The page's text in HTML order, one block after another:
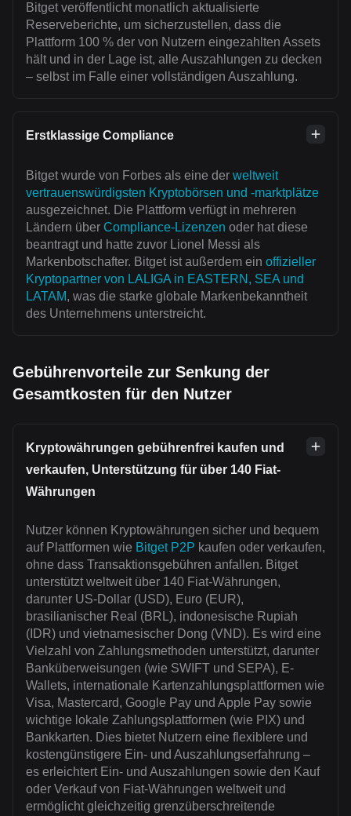
Bitget veröffentlicht monatlich aktualisierte
Reserveberichte, um sicherzustellen, dass die
Plattform 100 % der von Nutzern eingezahlten Assets
hält und in der Lage ist, alle Auszahlungen zu decken
– selbst im Falle einer vollständigen Auszahlung.
Erstklassige Compliance
Bitget wurde von Forbes als eine der weltweit
vertrauenswürdigsten Kryptobörsen und -marktplätze
ausgezeichnet. Die Plattform verfügt in mehreren
Ländern über Compliance-Lizenzen oder hat diese
beantragt und hatte zuvor Lionel Messi als
Markenbotschafter. Bitget ist außerdem ein offizieller
Kryptopartner von LALIGA in EASTERN, SEA und
LATAM, was die starke globale Markenbekanntheit
des Unternehmens unterstreicht.
Gebührenvorteile zur Senkung der
Gesamtkosten für den Nutzer
Kryptowährungen gebührenfrei kaufen und
verkaufen, Unterstützung für über 140 Fiat-
Währungen
Nutzer können Kryptowährungen sicher und bequem
auf Plattformen wie Bitget P2P kaufen oder verkaufen,
ohne dass Transaktionsgebühren anfallen. Bitget
unterstützt weltweit über 140 Fiat-Währungen,
darunter US-Dollar (USD), Euro (EUR),
brasilianischer Real (BRL), indonesische Rupiah
(IDR) und vietnamesischer Dong (VND). Es wird eine
Vielzahl von Zahlungsmethoden unterstützt, darunter
Banküberweisungen (wie SWIFT und SEPA), E-
Wallets, internationale Kartenzahlungsplattformen wie
Visa, Mastercard, Google Pay und Apple Pay sowie
wichtige lokale Zahlungsplattformen (wie PIX) und
Bankkarten. Dies bietet Nutzern eine flexiblere und
kostengünstigere Ein- und Auszahlungserfahrung –
es erleichtert Ein- und Auszahlungen sowie den Kauf
oder Verkauf von Fiat-Währungen weltweit und
ermöglicht gleichzeitig grenzüberschreitende